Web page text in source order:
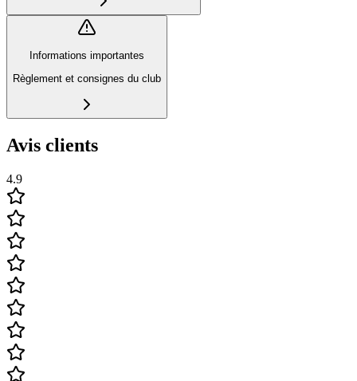
Informations importantes
Règlement et consignes du club
Avis clients
4.9